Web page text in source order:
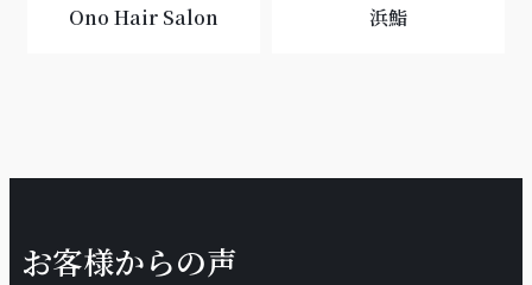
Ono Hair Salon 浜鮨
お客様からの声